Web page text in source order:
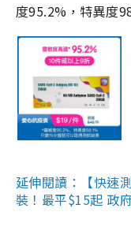
度95.2%，特異度
延伸閱讀：【快速
裝！最平$15起 政